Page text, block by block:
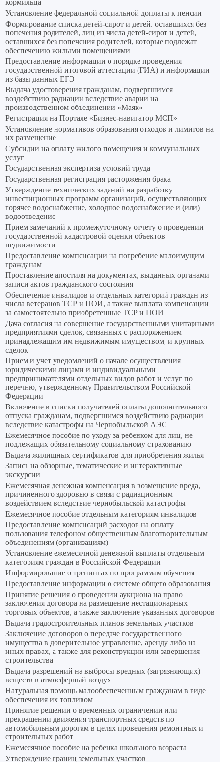
кормильца
Установление федеральной социальной доплаты к пенсии
Формирование списка детей-сирот и детей, оставшихся без
попечения родителей, лиц из числа детей-сирот и детей,
оставшихся без попечения родителей, которые подлежат
обеспечению жилыми помещениями
Предоставление информации о порядке проведения
государственной итоговой аттестации (ГИА) и информации
из базы данных ЕГЭ
Выдача удостоверения гражданам, подвергшимся
воздействию радиации вследствие аварии на
производственном объединении «Маяк»
Регистрация на Портале «Бизнес-навигатор МСП»
Установление нормативов образования отходов и лимитов на
их размещение
Субсидии на оплату жилого помещения и коммунальных
услуг
Государственная экспертиза условий труда
Государственная регистрация расторжения брака
Утверждение технических заданий на разработку
инвестиционных программ организаций, осуществляющих
горячее водоснабжение, холодное водоснабжение и (или)
водоотведение
Прием замечаний к промежуточному отчету о проведении
государственной кадастровой оценки объектов
недвижимости
Предоставление компенсации на погребение малоимущим
гражданам
Проставление апостиля на документах, выданных органами
записи актов гражданского состояния
Обеспечение инвалидов и отдельных категорий граждан из
числа ветеранов ТСР и ПОИ, а также выплата компенсации
за самостоятельно приобретенные ТСР и ПОИ
Дача согласия на совершение государственными унитарными
предприятиями сделок, связанных с распоряжением
принадлежащим им недвижимым имуществом, и крупных
сделок
Прием и учет уведомлений о начале осуществления
юридическими лицами и индивидуальными
предпринимателями отдельных видов работ и услуг по
перечню, утвержденному Правительством Российской
Федерации
Включение в списки получателей оплаты дополнительного
отпуска гражданам, подвергшимся воздействию радиации
вследствие катастрофы на Чернобыльской АЭС
Ежемесячное пособие по уходу за ребенком для лиц, не
подлежащих обязательному социальному страхованию
Выдача жилищных сертификатов для приобретения жилья
Запись на обзорные, тематические и интерактивные
экскурсии
Ежемесячная денежная компенсация в возмещение вреда,
причиненного здоровью в связи с радиационным
воздействием вследствие чернобыльской катастрофы
Ежемесячное пособие отдельным категориям инвалидов
Предоставление компенсаций расходов на оплату
пользования телефоном общественным благотворительным
объединениям (организациям)
Установление ежемесячной денежной выплаты отдельным
категориям граждан в Российской Федерации
Информирование о тренингах по программам обучения
Предоставление информации о системе общего образования
Принятие решения о проведении аукциона на право
заключения договора на размещение нестационарных
торговых объектов, а также заключение указанных договоров
Выдача градостроительных планов земельных участков
Заключение договоров о передаче государственного
имущества в доверительное управление, аренду либо на
иных правах, а также для реконструкции или завершения
строительства
Выдача разрешений на выбросы вредных (загрязняющих)
веществ в атмосферный воздух
Натуральная помощь малообеспеченным гражданам в виде
обеспечения их топливом
Принятие решений о временных ограничении или
прекращении движения транспортных средств по
автомобильным дорогам в целях проведения ремонтных и
строительных работ
Ежемесячное пособие на ребенка школьного возраста
Утверждение границ земельных участков